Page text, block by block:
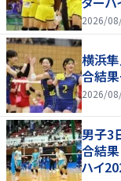
2026/
横浜
合結果
2026/
男子3
合結果
ハイ